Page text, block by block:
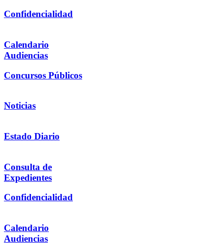
Confidencialidad
Calendario
Audiencias
Concursos Públicos
Noticias
Estado Diario
Consulta de
Expedientes
Confidencialidad
Calendario
Audiencias